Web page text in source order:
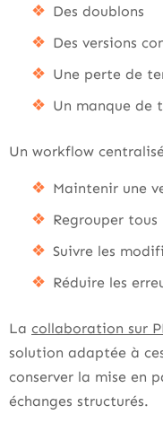
Des doublons
Des versions
Une perte de
Un manque de
Un workflow
Maintenir une
Regrouper
Suivre les
Réduire les
La collaboration sur
solution adaptée à
conserver la mise en
échanges structurés.